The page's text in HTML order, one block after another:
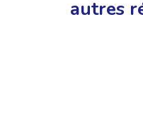
autres